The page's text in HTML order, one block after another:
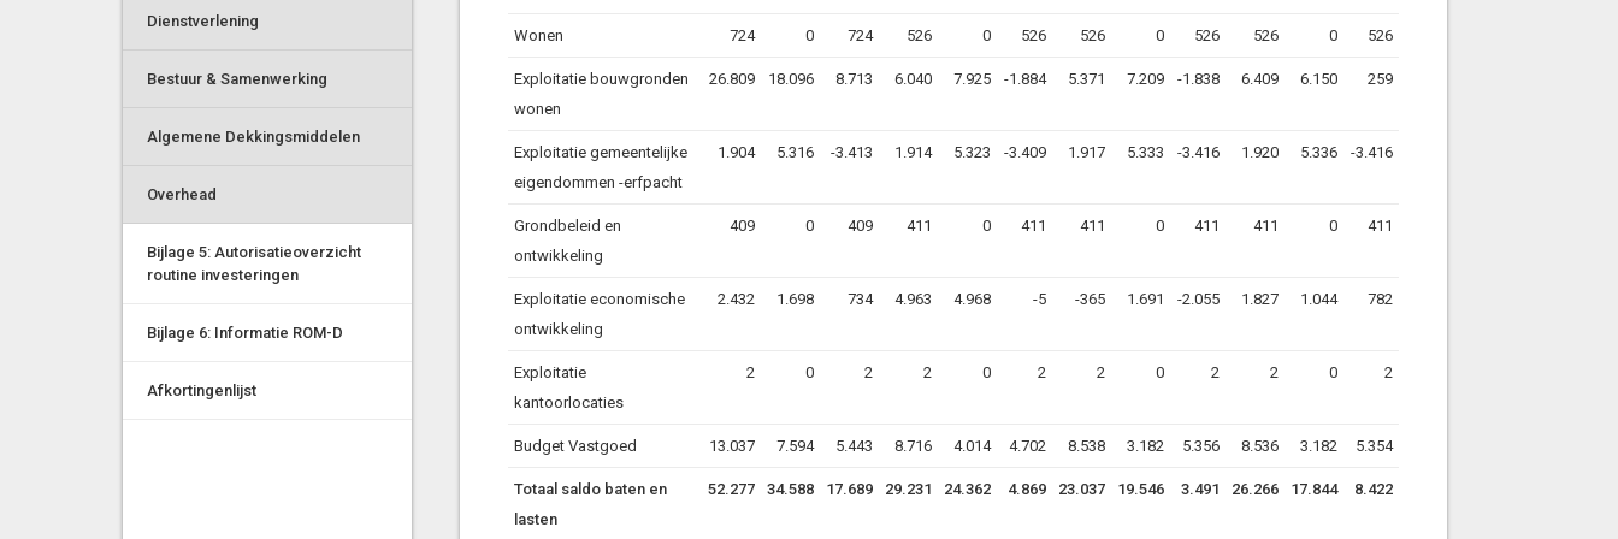
Dienstverlening
Bestuur & Samenwerking
Algemene Dekkingsmiddelen
Overhead
Bijlage 5: Autorisatieoverzicht
routine investeringen
Bijlage 6: Informatie ROM-D
Afkortingenlijst
Wonen 724 0 724 526 0 526 526 0 526 526 0 526
Exploitatie bouwgronden
wonen
26.809 18.096 8.713 6.040 7.925 -1.884 5.371 7.209 -1.838 6.409 6.150 259
Exploitatie gemeentelijke
eigendommen -erfpacht
1.904 5.316 -3.413 1.914 5.323 -3.409 1.917 5.333 -3.416 1.920 5.336 -3.416
Grondbeleid en
ontwikkeling
409 0 409 411 0 411 411 0 411 411 0 411
Exploitatie economische
ontwikkeling
2.432 1.698 734 4.963 4.968 -5 -365 1.691 -2.055 1.827 1.044 782
Exploitatie
kantoorlocaties
2 0 2 2 0 2 2 0 2 2 0 2
Budget Vastgoed 13.037 7.594 5.443 8.716 4.014 4.702 8.538 3.182 5.356 8.536 3.182 5.354
Totaal saldo baten en
lasten
52.277 34.588 17.689 29.231 24.362 4.869 23.037 19.546 3.491 26.266 17.844 8.422